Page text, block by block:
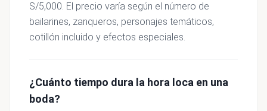
S/5,000. El precio varía según el número de
bailarines, zanqueros, personajes temáticos,
cotillón incluido y efectos especiales.
¿Cuánto tiempo dura la hora loca en una
boda?